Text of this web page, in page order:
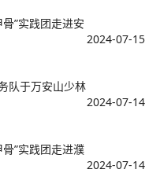
”实践团走进安
2024-07-15
队于万安山少林
2024-07-14
”实践团走进濮
2024-07-14